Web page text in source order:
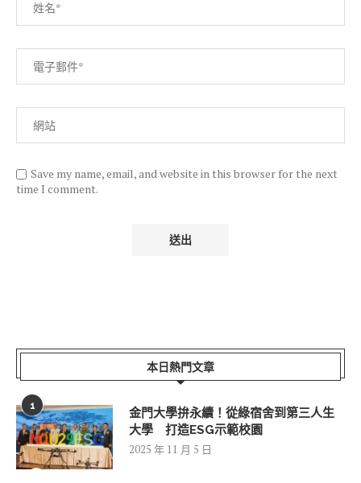
Save my name, email, and website in this browser for the next
time I comment.
本日熱門文章
1
金門大學拚永續！從綠宿舍到第三人生
大學 打造ESG示範校園
2025 年 11 月 5 日